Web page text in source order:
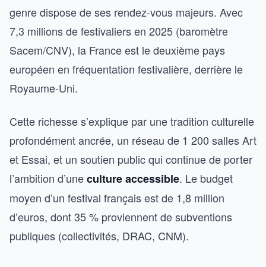
genre dispose de ses rendez-vous majeurs. Avec
7,3 millions de festivaliers en 2025 (baromètre
Sacem/CNV), la France est le deuxième pays
européen en fréquentation festivalière, derrière le
Royaume-Uni.
Cette richesse s’explique par une tradition culturelle
profondément ancrée, un réseau de 1 200 salles Art
et Essai, et un soutien public qui continue de porter
l’ambition d’uneculture accessible. Le budget
moyen d’un festival français est de 1,8 million
d’euros, dont 35 % proviennent de subventions
publiques (collectivités, DRAC, CNM).